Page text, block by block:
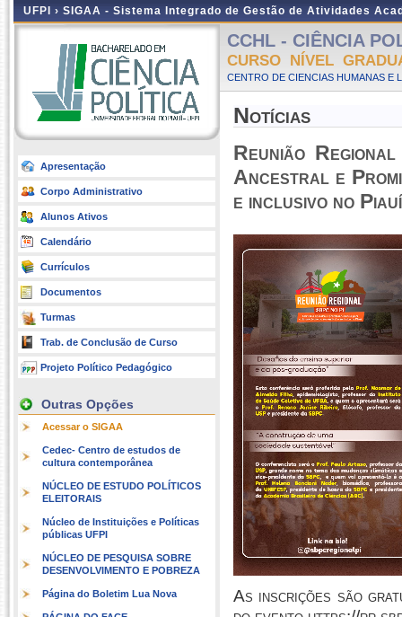
UFPI › SIGAA - Sistema Integrado de Gestão de Atividades
Apresentação
Corpo Administrativo
Alunos Ativos
Calendário
Currículos
Documentos
Turmas
Trab. de Conclusão de Curso
Projeto Político Pedagógico
Outras Opções
Acessar o SIGAA
Cedec- Centro de estudos de
cultura contemporânea
NÚCLEO DE ESTUDO POLÍTICOS
ELEITORAIS
Núcleo de Instituições e Políticas
públicas UFPI
NÚCLEO DE PESQUISA SOBRE
DESENVOLVIMENTO E POBREZA
Página do Boletim Lua Nova
CCHL - CIÊNCIA
CURSO NÍVEL
CENTRO DE CIENCIAS HUMANAS E
Notícias
Reunião
Ancestral e
e inclusivo no Piauí
As inscrições são